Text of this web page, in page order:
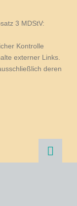
3 MDStV:
Kontrolle
externer Links.
deren